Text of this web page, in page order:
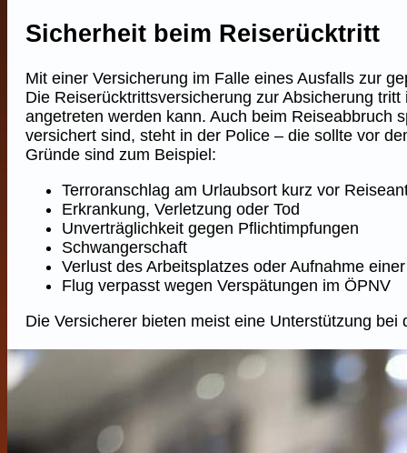
Sicherheit beim Reiserücktritt
Mit einer Versicherung im Falle eines Ausfalls zur
Die Reiserücktrittsversicherung zur Absicherung
angetreten werden kann. Auch beim Reiseabbruch
versichert sind, steht in der Police – die sollte vor
Gründe sind zum Beispiel:
Terroranschlag am Urlaubsort kurz vor
Erkrankung, Verletzung oder Tod
Unverträglichkeit gegen Pflichtimpfungen
Schwangerschaft
Verlust des Arbeitsplatzes oder Aufnahme
Flug verpasst wegen Verspätungen im ÖPNV
Die Versicherer bieten meist eine Unterstützung